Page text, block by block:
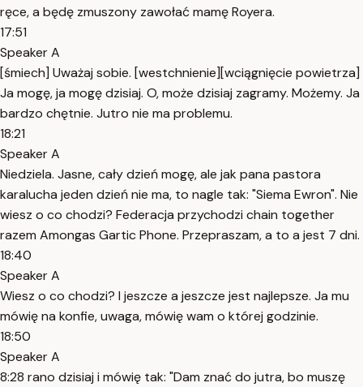
ręce, a będę zmuszony zawołać mamę Royera.
17:51
Speaker A
[śmiech] Uważaj sobie. [westchnienie][wciągnięcie powietrza]
Ja mogę, ja mogę dzisiaj. O, może dzisiaj zagramy. Możemy. Ja
bardzo chętnie. Jutro nie ma problemu.
18:21
Speaker A
Niedziela. Jasne, cały dzień mogę, ale jak pana pastora
karalucha jeden dzień nie ma, to nagle tak: "Siema Ewron". Nie
wiesz o co chodzi? Federacja przychodzi chain together
razem Amongas Gartic Phone. Przepraszam, a to a jest 7 dni.
18:40
Speaker A
Wiesz o co chodzi? I jeszcze a jeszcze jest najlepsze. Ja mu
mówię na konfie, uwaga, mówię wam o której godzinie.
18:50
Speaker A
8:28 rano dzisiaj i mówię tak: "Dam znać do jutra, bo muszę